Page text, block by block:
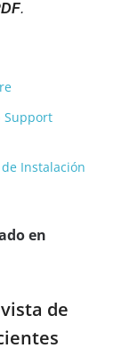
.
Support
Instalación
en
de